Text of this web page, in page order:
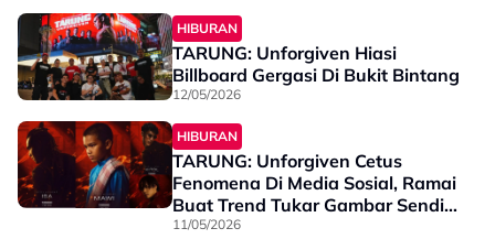
HIBURAN
TARUNG: Unforgiven Hiasi
Billboard Gergasi Di Bukit Bintang
12/05/2026
HIBURAN
TARUNG: Unforgiven Cetus
Fenomena Di Media Sosial, Ramai
Buat Trend Tukar Gambar Sendiri
Jadi Poster Filem
11/05/2026